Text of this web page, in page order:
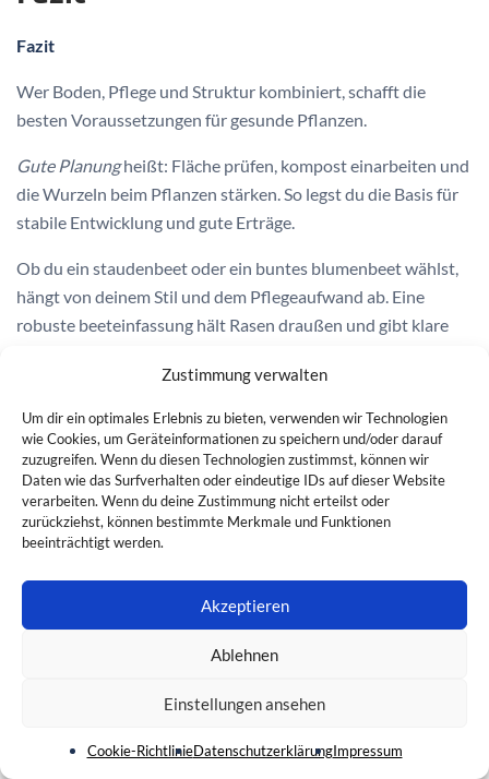
Zustimmung verwalten
Um dir ein optimales Erlebnis zu bieten, verwenden wir Technologien
wie Cookies, um Geräteinformationen zu speichern und/oder darauf
zuzugreifen. Wenn du diesen Technologien zustimmst, können wir
Daten wie das Surfverhalten oder eindeutige IDs auf dieser Website
verarbeiten. Wenn du deine Zustimmung nicht erteilst oder
zurückziehst, können bestimmte Merkmale und Funktionen
beeinträchtigt werden.
Akzeptieren
Ablehnen
Einstellungen ansehen
Cookie-RichtlinieDatenschutzerklärungImpressum
Fazit
Wer Boden, Pflege und Struktur kombiniert, schafft die
besten Voraussetzungen für gesunde Pflanzen.
Gute Planungheißt: Fläche prüfen, kompost einarbeiten und
die Wurzeln beim Pflanzen stärken. So legst du die Basis für
stabile Entwicklung und gute Erträge.
Ob du ein staudenbeet oder ein buntes blumenbeet wählst,
hängt von deinem Stil und dem Pflegeaufwand ab. Eine
robuste beeteinfassung hält Rasen draußen und gibt klare
wird. Mit dem richtigen Wissen zum beet anlegen setzt du
dein Gartenprojekt 2026 sicher um.
FAQ
Wie wählst du den besten Standort für
dein Gartenprojekt?
täglich, guter Drainage und Schutz vor starkem Wind. Achte
auf Zugang zu Wasser und plane Wege, damit du Beete leicht